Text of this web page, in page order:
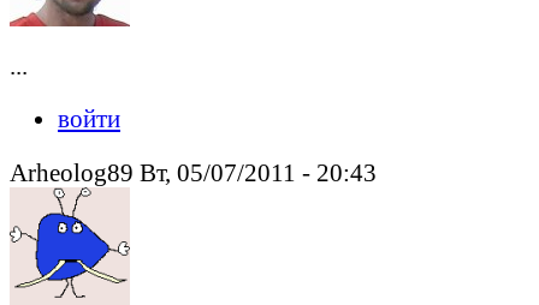
...
войти
Arheolog89 Вт, 05/07/2011 - 20:43